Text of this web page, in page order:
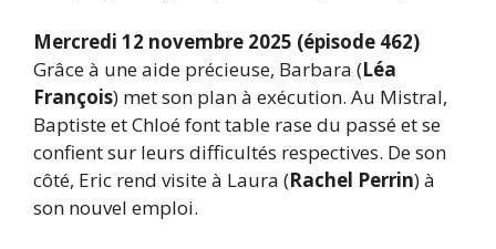
Mercredi 12 novembre 2025 (épisode 462)
Grâce à une aide précieuse, Barbara (Léa
François) met son plan à exécution. Au Mistral,
Baptiste et Chloé font table rase du passé et se
confient sur leurs difficultés respectives. De son
côté, Eric rend visite à Laura (Rachel Perrin) à
son nouvel emploi.